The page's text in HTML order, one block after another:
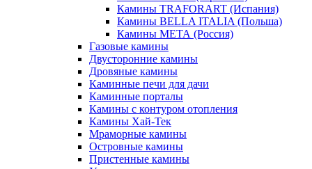
Камины TRAFORART (Испания)
Камины BELLA ITALIA (Польша)
Камины МЕТА (Россия)
Газовые камины
Двусторонние камины
Дровяные камины
Каминные печи для дачи
Каминные порталы
Камины с контуром отопления
Камины Хай-Тек
Мраморные камины
Островные камины
Пристенные камины